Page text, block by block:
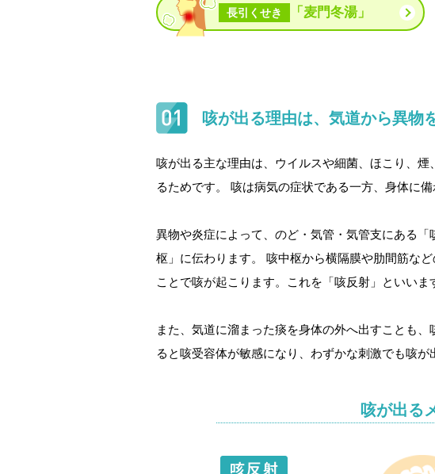
長引くせき 「麦門冬湯」
咳が出る理由は、気道から異物
咳が出る主な理由は、ウイルスや細菌、ほこり、
るためです。 咳は病気の症状である一方、身体に
異物や炎症によって、のど・気管・気管支にある
枢」に伝わります。 咳中枢から横隔膜や肋間筋な
ことで咳が起こります。これを「咳反射」といいま
また、気道に溜まった痰を身体の外へ出すことも
ると咳受容体が敏感になり、わずかな刺激でも咳が
咳が出る